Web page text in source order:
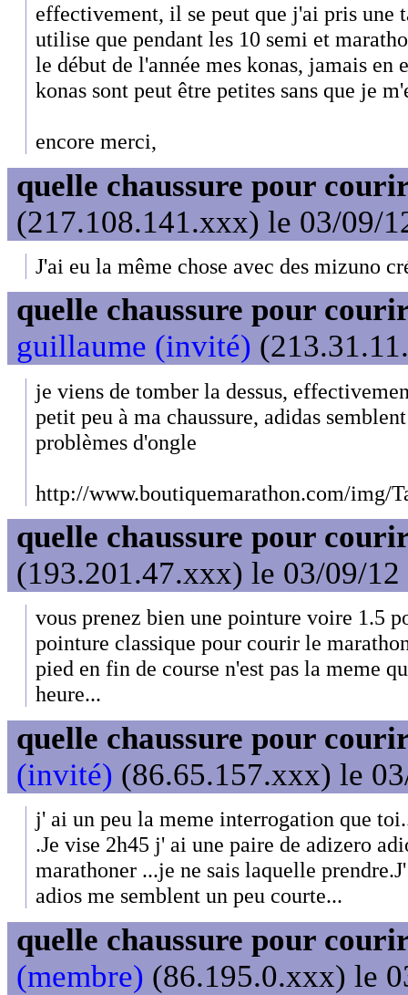
effectivement, il se peut que j'ai pris une
utilise que pendant les 10 semi et
le début de l'année mes konas, jamais en
konas sont peut être petites sans que je
encore merci,
quelle chaussure pour
(217.108.141.xxx) le 03/09/
J'ai eu la même chose avec des mizuno
quelle chaussure pour
guillaume (invité)
je viens de tomber la dessus,
petit peu à ma chaussure, adidas
problèmes d'ongle
http://www.boutiquemarathon.com/img/
quelle chaussure pour
(193.201.47.xxx) le 03/09/12
vous prenez bien une pointure voire 1.5
pointure classique pour courir le
pied en fin de course n'est pas la meme
heure...
quelle chaussure pour
(invité) (86.65.157.xxx) le
j' ai un peu la meme interrogation que
.Je vise 2h45 j' ai une paire de adizero
marathoner ...je ne sais laquelle
adios me semblent un peu courte...
quelle chaussure pour
(membre) (86.195.0.xxx) le